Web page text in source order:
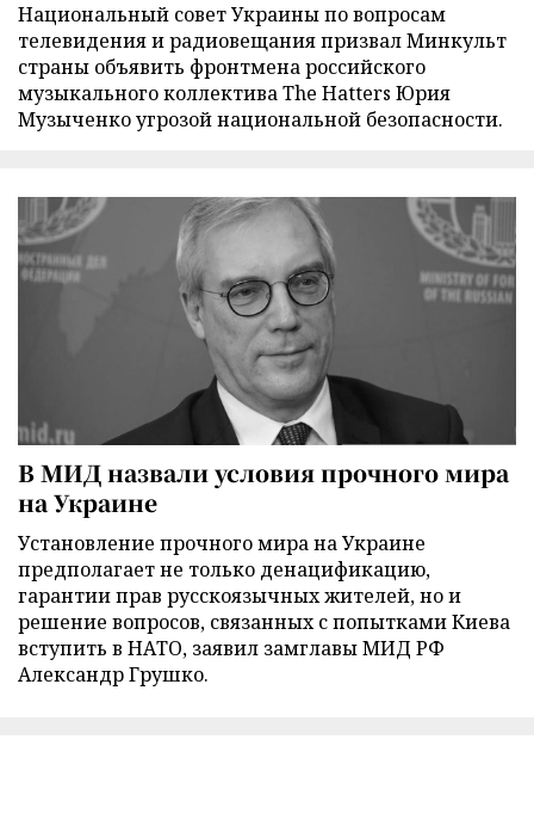
Национальный совет Украины по вопросам
телевидения и радиовещания призвал Минкульт
страны объявить фронтмена российского
музыкального коллектива The Hatters Юрия
Музыченко угрозой национальной безопасности.
В МИД назвали условия прочного мира
на Украине
Установление прочного мира на Украине
предполагает не только денацификацию,
гарантии прав русскоязычных жителей, но и
решение вопросов, связанных с попытками Киева
вступить в НАТО, заявил замглавы МИД РФ
Александр Грушко.